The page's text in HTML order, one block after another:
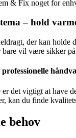
& Fix noget for
– hold
der kan
vil være sikker
det vigtigt at have
kan du finde
behov